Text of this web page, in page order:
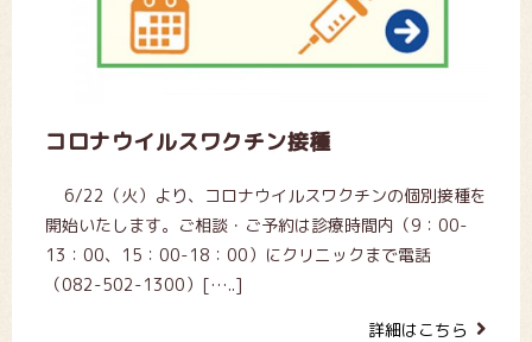
コロナウイルスワクチン接種
6/22（火）より、コロナウイルスワクチンの個別接種を
開始いたします。ご相談・ご予約は診療時間内（9：00-
13：00、15：00-18：00）にクリニックまで電話
（082-502-1300）[…..]
詳細はこちら